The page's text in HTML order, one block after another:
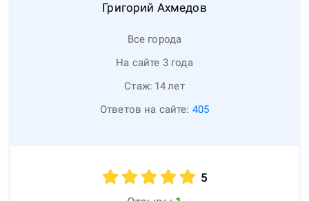
Григорий Ахмедов
Все города
На сайте 3 года
Стаж: 14лет
Ответов на сайте: 405
5